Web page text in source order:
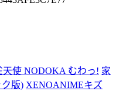
天使 NODOKA むわっ! 家
版) XENOANIMEキズ